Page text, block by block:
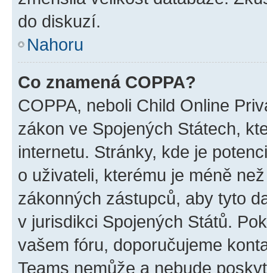
do diskuzí.
Nahoru
Co znamená COPPA?
COPPA, neboli Child Online
zákon ve Spojených Státech,
internetu. Stránky, kde je
o uživateli, kterému je méně
zákonných zástupců, aby tyto
v jurisdikci Spojených Států.
vašem fóru, doporučujeme
Teams nemůže a nebude